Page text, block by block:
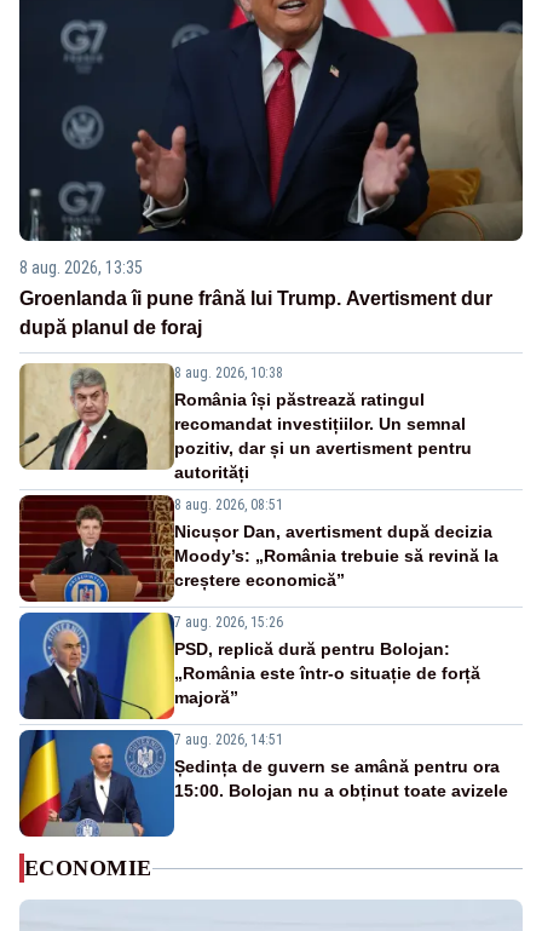
8 aug. 2026, 13:35
Groenlanda îi pune frână lui Trump. Avertisment dur
după planul de foraj
8 aug. 2026, 10:38
România își păstrează ratingul
recomandat investițiilor. Un semnal
pozitiv, dar și un avertisment pentru
autorități
8 aug. 2026, 08:51
Nicușor Dan, avertisment după decizia
Moody’s: „România trebuie să revină la
creștere economică”
7 aug. 2026, 15:26
PSD, replică dură pentru Bolojan:
„România este într-o situație de forță
majoră”
7 aug. 2026, 14:51
Ședința de guvern se amână pentru ora
15:00. Bolojan nu a obținut toate avizele
ECONOMIE